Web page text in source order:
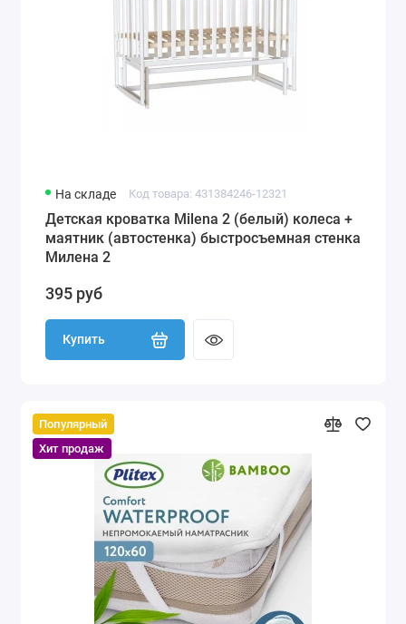
На складе Код товара: 431384246-12321
Детская кроватка Milena 2 (белый) колеса +
маятник (автостенка) быстросъемная стенка
Милена 2
395 руб
Купить
Популярный
Хит продаж